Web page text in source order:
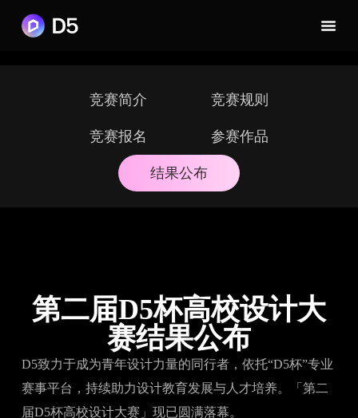
竞赛简介 竞赛规则
竞赛报名 参赛作品
结果公布
第二届D5杯高校设计大
赛结果公布
D5致力于成为青年设计力量的同行者，依托“D5杯”专业
赛事平台，持续助力设计教育发展与人才培养。「第二
届D5杯高校设计大赛」现已圆满落幕。